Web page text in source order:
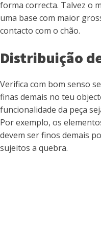
forma correcta. Talvez o
uma base com maior
contacto com o chão.
Distribuição
Verifica com bom senso
finas demais no teu
funcionalidade da peça
Por exemplo, os
devem ser finos demais
sujeitos a quebra.